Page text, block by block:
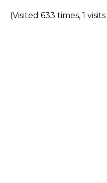
(Visited 633 times, 1